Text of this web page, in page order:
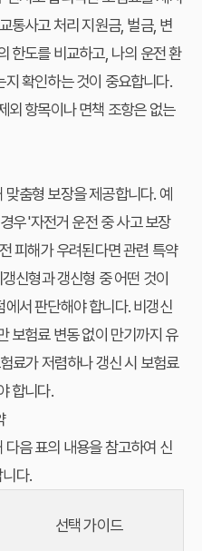
통사고 처리 지원금, 벌금, 변
한도를 비교하고, 나의 운전 환
확인하는 것이 중요합니다.
외 항목이나 면책 조항은 없는
춤형 보장을 제공합니다. 예
우 '자전거 운전 중 사고 보장
피해가 우려된다면 관련 특약
신형과 갱신형 중 어떤 것이
서 판단해야 합니다. 비갱신
보험료 변동 없이 만기까지 유
료가 저렴하나 갱신 시 보험료
합니다.
음 표의 내용을 참고하여 신
다.
선택 가이드